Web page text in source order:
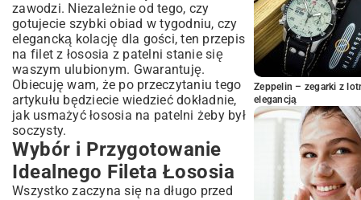
Sos do Łososia: Klasyczne i Nowoczesne
Wariacje
Jakie Wino Pasuje do Łososia?
Inne Wersje i Praktyczne Porady
Łosoś z Patelni w Wersji Azjatyckiej
Najczęstsze Błędy przy Smażeniu Łososia i
Jak Ich Uniknąć
Zdrowotne Korzyści Spożywania Łososia
Podsumowanie: Ciesz Się Doskonałym
Łososiem z Patelni!
zawodzi. Niezależnie od tego, czy
gotujecie szybki obiad w tygodniu, czy
elegancką kolację dla gości, ten przepis
na filet z łososia z patelni stanie się
waszym ulubionym. Gwarantuję.
Obiecuję wam, że po przeczytaniu tego
artykułu będziecie wiedzieć dokładnie,
jak usmażyć łososia na patelni żeby był
soczysty.
Wybór i Przygotowanie
Idealnego Fileta Łososia
Wszystko zaczyna się na długo przed
Zeppelin – zegarki z
elegancją